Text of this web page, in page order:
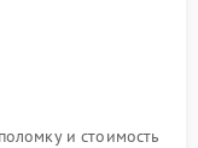
и стоимость